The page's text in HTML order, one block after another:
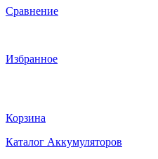
Сравнение
Избранное
Корзина
Каталог Аккумуляторов